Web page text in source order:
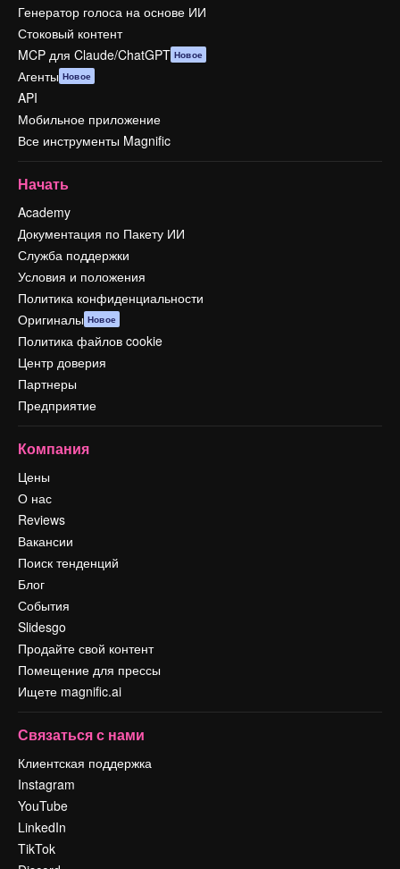
Генератор голоса на основе ИИ
Стоковый контент
MCP для Claude/ChatGPT Новое
Агенты Новое
API
Мобильное приложение
Все инструменты Magnific
Начать
Academy
Документация по Пакету ИИ
Служба поддержки
Условия и положения
Политика конфиденциальности
Оригиналы Новое
Политика файлов cookie
Центр доверия
Партнеры
Предприятие
Компания
Цены
О нас
Reviews
Вакансии
Поиск тенденций
Блог
События
Slidesgo
Продайте свой контент
Помещение для прессы
Ищете magnific.ai
Связаться с нами
Клиентская поддержка
Instagram
YouTube
LinkedIn
TikTok